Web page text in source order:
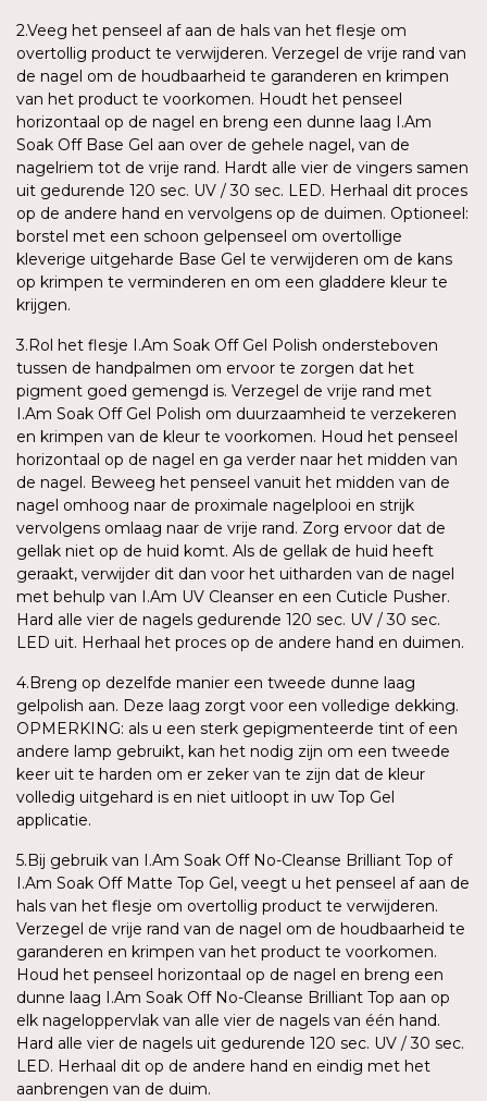
2.Veeg het penseel af aan de hals van het flesje om
overtollig product te verwijderen. Verzegel de vrije rand van
de nagel om de houdbaarheid te garanderen en krimpen
van het product te voorkomen. Houdt het penseel
horizontaal op de nagel en breng een dunne laag I.Am
Soak Off Base Gel aan over de gehele nagel, van de
nagelriem tot de vrije rand. Hardt alle vier de vingers samen
uit gedurende 120 sec. UV / 30 sec. LED. Herhaal dit proces
op de andere hand en vervolgens op de duimen. Optioneel:
borstel met een schoon gelpenseel om overtollige
kleverige uitgeharde Base Gel te verwijderen om de kans
op krimpen te verminderen en om een gladdere kleur te
krijgen.
3.Rol het flesje I.Am Soak Off Gel Polish ondersteboven
tussen de handpalmen om ervoor te zorgen dat het
pigment goed gemengd is. Verzegel de vrije rand met
I.Am Soak Off Gel Polish om duurzaamheid te verzekeren
en krimpen van de kleur te voorkomen. Houd het penseel
horizontaal op de nagel en ga verder naar het midden van
de nagel. Beweeg het penseel vanuit het midden van de
nagel omhoog naar de proximale nagelplooi en strijk
vervolgens omlaag naar de vrije rand. Zorg ervoor dat de
gellak niet op de huid komt. Als de gellak de huid heeft
geraakt, verwijder dit dan voor het uitharden van de nagel
met behulp van I.Am UV Cleanser en een Cuticle Pusher.
Hard alle vier de nagels gedurende 120 sec. UV / 30 sec.
LED uit. Herhaal het proces op de andere hand en duimen.
4.Breng op dezelfde manier een tweede dunne laag
gelpolish aan. Deze laag zorgt voor een volledige dekking.
OPMERKING: als u een sterk gepigmenteerde tint of een
andere lamp gebruikt, kan het nodig zijn om een tweede
keer uit te harden om er zeker van te zijn dat de kleur
volledig uitgehard is en niet uitloopt in uw Top Gel
applicatie.
5.Bij gebruik van I.Am Soak Off No-Cleanse Brilliant Top of
I.Am Soak Off Matte Top Gel, veegt u het penseel af aan de
hals van het flesje om overtollig product te verwijderen.
Verzegel de vrije rand van de nagel om de houdbaarheid te
garanderen en krimpen van het product te voorkomen.
Houd het penseel horizontaal op de nagel en breng een
dunne laag I.Am Soak Off No-Cleanse Brilliant Top aan op
elk nageloppervlak van alle vier de nagels van één hand.
Hard alle vier de nagels uit gedurende 120 sec. UV / 30 sec.
LED. Herhaal dit op de andere hand en eindig met het
aanbrengen van de duim.